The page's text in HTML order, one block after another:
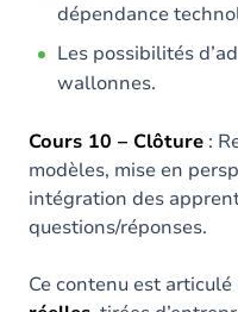
dépendance
Les possibilités
wallonnes.
Cours 10 – Clôture :
modèles, mise en
intégration des
questions/réponses.
Ce contenu est articulé